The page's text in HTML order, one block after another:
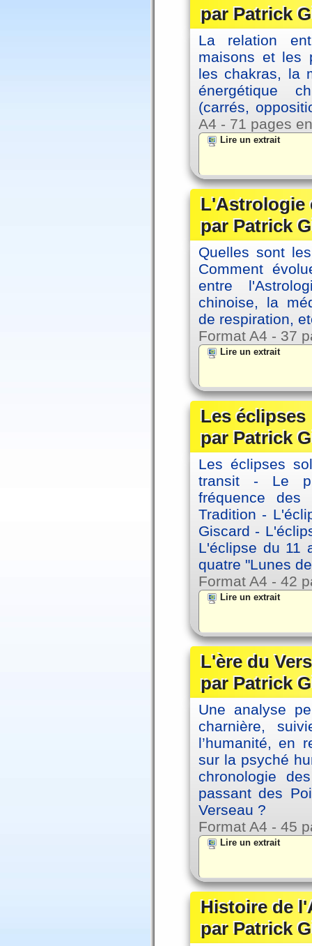
par Patrick
La relation
maisons et les
les chakras, la
énergétique
(carrés,
A4 - 71 pages
Lire un extrait
L'Astrologie
par Patrick
Quelles sont
Comment
entre
chinoise, la
de respiration,
Format A4 - 37
Lire un extrait
Les éclipses
par Patrick
Les éclipses
transit - Le
fréquence
Tradition -
Giscard -
L'éclipse du 11
quatre "Lunes
Format A4 - 42
Lire un extrait
L'ère du
par Patrick
Une analyse
charnière,
l’humanité, en
sur la psyché
chronologie
passant des
Verseau ?
Format A4 - 45
Lire un extrait
Histoire de
par Patrick